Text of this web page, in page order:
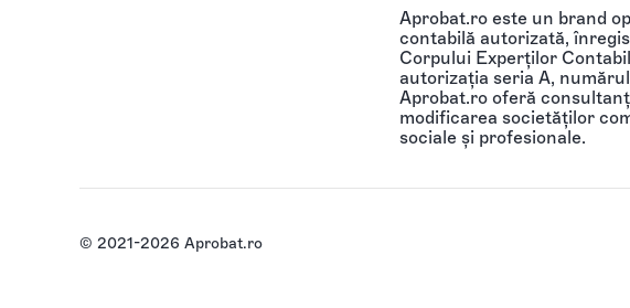
Aprobat.ro este un brand
contabilă autorizată,
Corpului Experților
autorizația seria A,
Aprobat.ro oferă
modificarea societăților
sociale și profesionale.
© 2021-2026 Aprobat.ro